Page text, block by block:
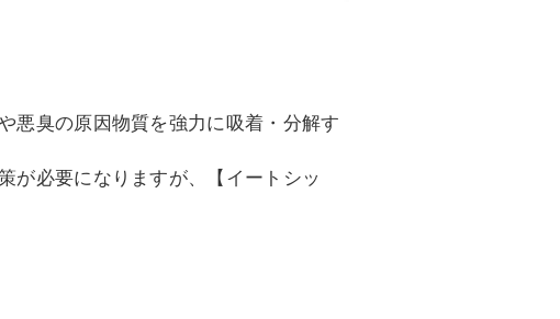
悪臭の原因物質を強力に吸着・分解す
が必要になりますが、【イートシッ